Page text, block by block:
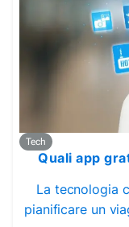
Tech
Quali app
La tecnologia
pianificare un